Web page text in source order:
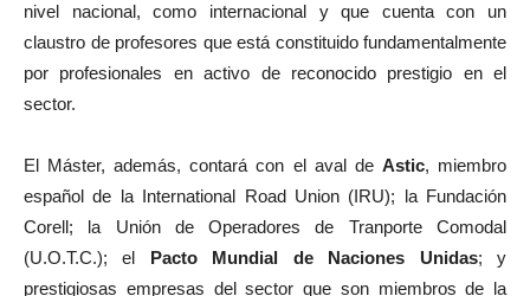
nivel nacional, como internacional y que cuenta con un
claustro de profesores que está constituido fundamentalmente
por profesionales en activo de reconocido prestigio en el
sector.
El Máster, además, contará con el aval de Astic, miembro
español de la International Road Union (IRU); la Fundación
Corell; la Unión de Operadores de Tranporte Comodal
(U.O.T.C.); el Pacto Mundial de Naciones Unidas; y
prestigiosas empresas del sector que son miembros de la